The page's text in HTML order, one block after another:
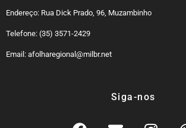
Endereço: Rua Dick Prado, 96, Muzambinho
Telefone: (35) 3571-2429
Email: afolharegional@milbr.net
Siga-nos